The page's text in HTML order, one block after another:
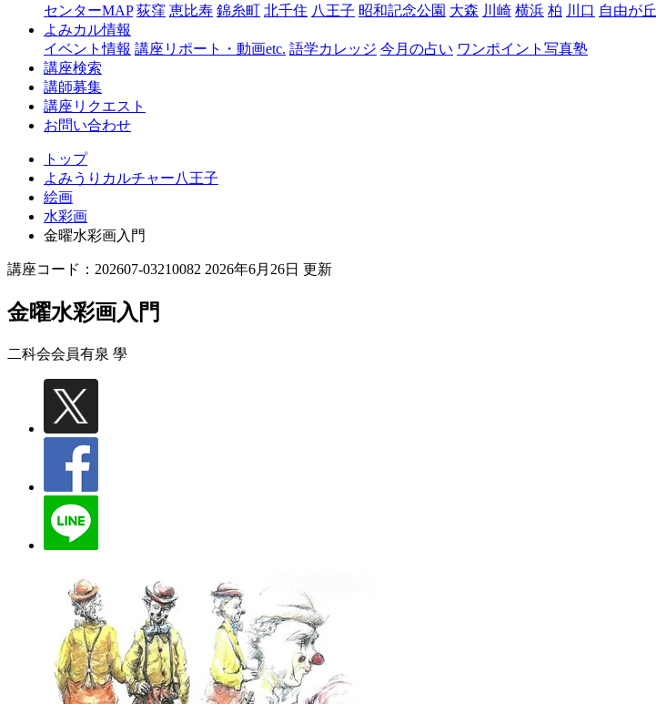
八
王
センターMAP 荻窪 恵比寿 錦糸町 北千住 八王子 昭和記念公園 大森 川崎 横浜 柏 川口 自由が丘
よみカル情報
イベント情報 講座リポート・動画etc. 語学カレッジ 今月の占い ワンポイント写真塾
講座検索
講師募集
講座リクエスト
お問い合わせ
トップ
よみうりカルチャー八王子
絵画
水彩画
金曜水彩画入門
講座コード：202607-03210082 2026年6月26日 更新
金曜水彩画入門
二科会会員有泉 學